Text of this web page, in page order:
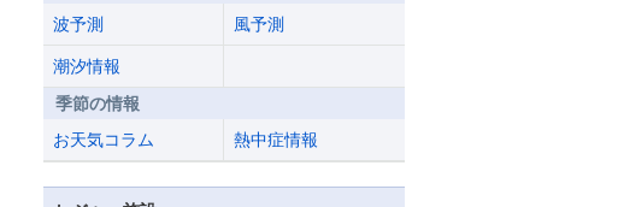
波予測
風予測
潮汐情報
季節の情報
お天気コラム
熱中症情報